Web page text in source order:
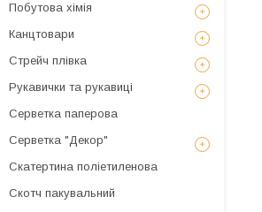
Побутова хімія
Канцтовари
Стрейч плівка
Рукавички та рукавиці
Серветка паперова
Серветка "Декор"
Скатертина поліетиленова
Скотч пакувальний